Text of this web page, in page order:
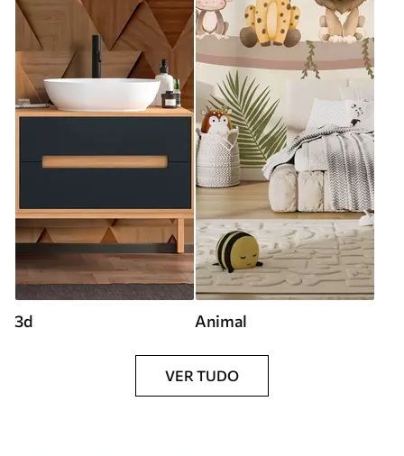
3d Animal
VER TUDO